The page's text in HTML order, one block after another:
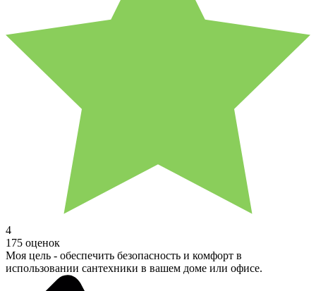
4
175 оценок
Моя цель - обеспечить безопасность и комфорт в
использовании сантехники в вашем доме или офисе.